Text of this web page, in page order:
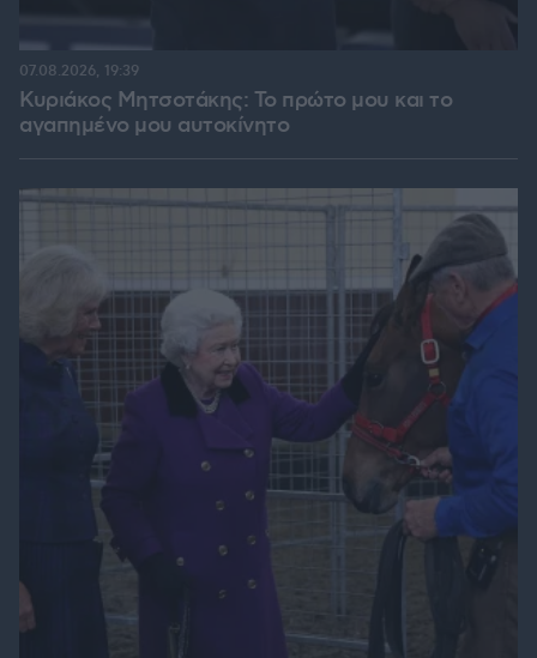
Κυριάκος Μητσοτάκης: Το πρώτο μου και το
αγαπημένο μου αυτοκίνητο
07.08.2026, 19:39